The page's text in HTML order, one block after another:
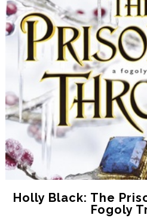
Holly Black: The
Fogoly